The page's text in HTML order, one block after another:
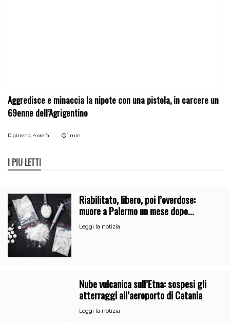
Aggredisce e minaccia la nipote con una pistola, in carcere un
69enne dell’Agrigentino
Digitrend, 4 ore fa 1 min
I PIÙ LETTI
Riabilitato, libero, poi l’overdose:
muore a Palermo un mese dopo
l’uscita dalla comunità
Leggi la notizia
Nube vulcanica sull’Etna: sospesi gli
atterraggi all’aeroporto di Catania
Leggi la notizia